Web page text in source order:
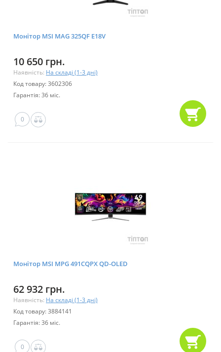
Монітор MSI MAG 325QF E18V
10 650 грн.
Наявність: На складі (1-3 дні)
Код товару: 3602306
Гарантія: 36 міс.
0
Монітор MSI MPG 491CQPX QD-OLED
62 932 грн.
Наявність: На складі (1-3 дні)
Код товару: 3884141
Гарантія: 36 міс.
0